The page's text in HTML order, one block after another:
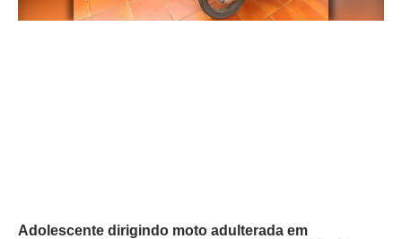
Adolescente dirigindo moto adulterada em